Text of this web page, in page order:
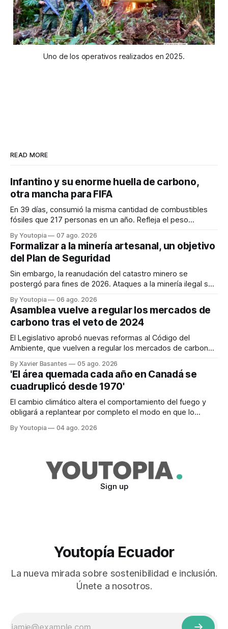
Uno de los operativos realizados en 2025.
READ MORE
Infantino y su enorme huella de carbono,
otra mancha para FIFA
En 39 días, consumió la misma cantidad de combustibles
fósiles que 217 personas en un año. Refleja el peso
By Youtopia 07 ago. 2026
Formalizar a la minería artesanal, un objetivo
del Plan de Seguridad
Sin embargo, la reanudación del catastro minero se
postergó para fines de 2026. Ataques a la minería ilegal se
By Youtopia 06 ago. 2026
Asamblea vuelve a regular los mercados de
carbono tras el veto de 2024
El Legislativo aprobó nuevas reformas al Código del
Ambiente, que vuelven a regular los mercados de carbono,
By Xavier Basantes 05 ago. 2026
'El área quemada cada año en Canadá se
cuadruplicó desde 1970'
El cambio climático altera el comportamiento del fuego y
obligará a replantear por completo el modo en que lo
By Youtopia 04 ago. 2026
Sign up
Youtopía Ecuador
La nueva mirada sobre sostenibilidad e inclusión.
Únete a nosotros.